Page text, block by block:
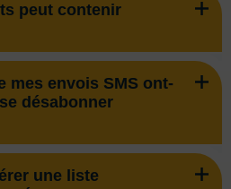
peut contenir
mes envois SMS ont-
désabonner
une liste